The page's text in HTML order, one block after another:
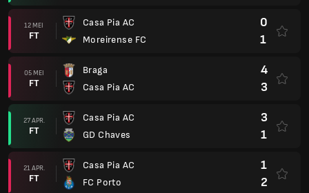
12 MEI
FT
Casa Pia AC
Moreirense FC
0
1
05 MEI
FT
Braga
Casa Pia AC
4
3
27 APR.
FT
Casa Pia AC
GD Chaves
3
1
21 APR.
FT
Casa Pia AC
FC Porto
1
2